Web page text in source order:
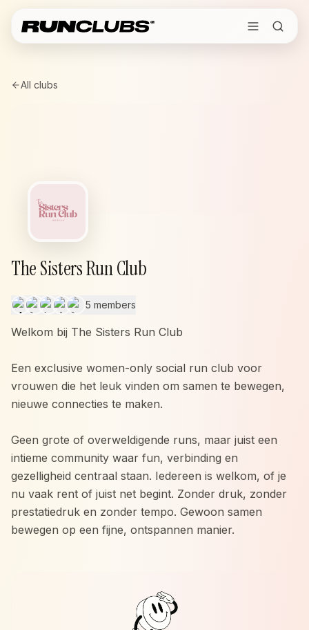
All clubs
The Sisters Run Club
5 members
Welkom bij The Sisters Run Club
Een exclusive women-only social run club voor
vrouwen die het leuk vinden om samen te bewegen,
nieuwe connecties te maken.
Geen grote of overweldigende runs, maar juist een
intieme community waar fun, verbinding en
gezelligheid centraal staan. Iedereen is welkom, of je
nu vaak rent of juist net begint. Zonder druk, zonder
prestatiedruk en zonder tempo. Gewoon samen
bewegen op een fijne, ontspannen manier.
* Een gezellige 5KM social run door het mooie